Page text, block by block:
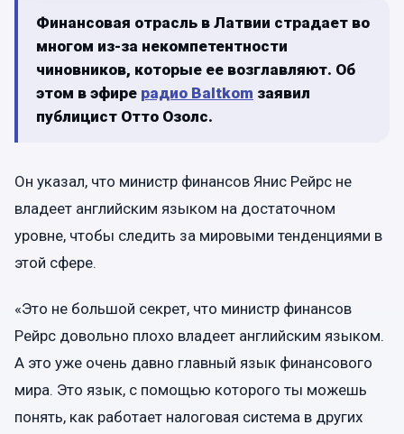
Финансовая отрасль в Латвии страдает во
многом из-за некомпетентности
чиновников, которые ее возглавляют. Об
этом в эфире радио Baltkom заявил
публицист Отто Озолс.
Он указал, что министр финансов Янис Рейрс не
владеет английским языком на достаточном
уровне, чтобы следить за мировыми тенденциями в
этой сфере.
«Это не большой секрет, что министр финансов
Рейрс довольно плохо владеет английским языком.
А это уже очень давно главный язык финансового
мира. Это язык, с помощью которого ты можешь
понять, как работает налоговая система в других